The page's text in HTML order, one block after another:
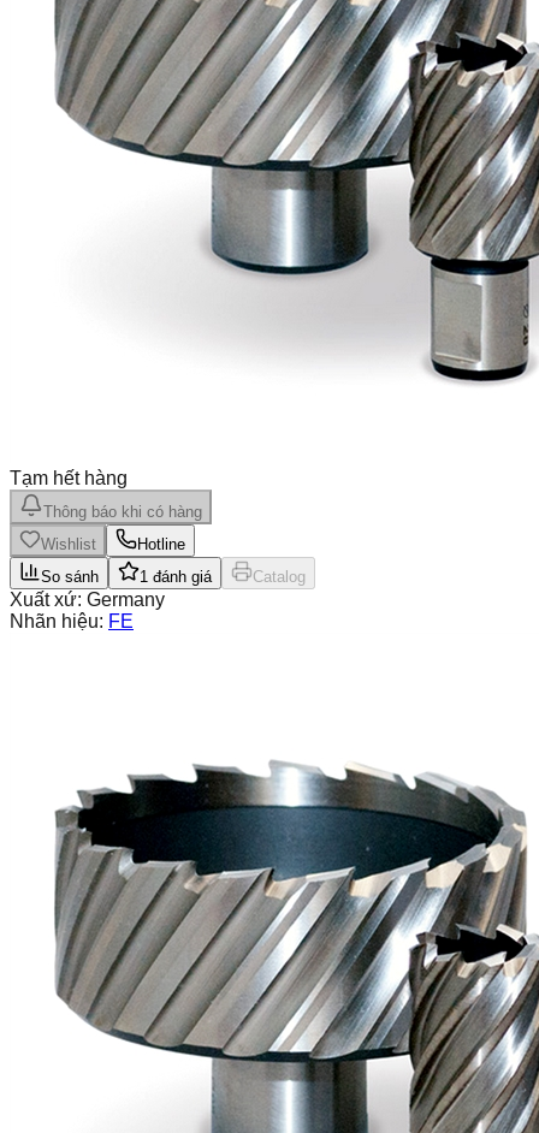
Tạm hết hàng
Thông báo khi có hàng
Wishlist
Hotline
So sánh
1 đánh giá Catalog
Xuất xứ: Germany
Nhãn hiệu: FE